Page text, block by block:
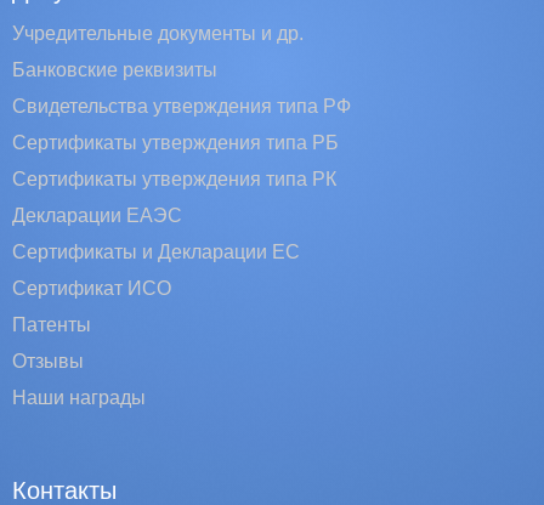
Учредительные документы и др.
Банковские реквизиты
Свидетельства утверждения типа РФ
Сертификаты утверждения типа РБ
Сертификаты утверждения типа РК
Декларации ЕАЭС
Сертификаты и Декларации EC
Сертификат ИСО
Патенты
Отзывы
Наши награды
Контакты